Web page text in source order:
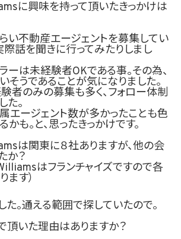
に興味を持って頂いたきっかけは
い不動産エージェントを募集してい
際話を聞きに行ってみたりしまし
は未経験者OKである事。その為、
そうであることが気になりました。
のみの募集も多く、フォロー体制
た。
ージェント数が多かったことも色
も。と、思ったきっかけです。
は関東に８社ありますが、他の会
か？
はフランチャイズですので各
ます）
た。通える範囲で探していたので。
頂いた理由はありますか？